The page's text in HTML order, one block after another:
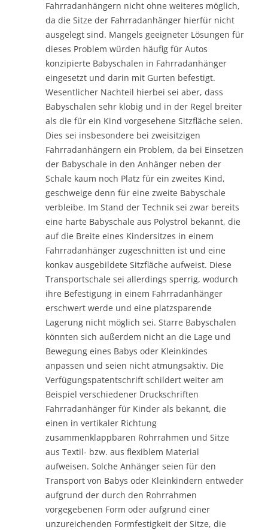
Fahrradanhängern nicht ohne weiteres möglich,
da die Sitze der Fahrradanhänger hierfür nicht
ausgelegt sind. Mangels geeigneter Lösungen für
dieses Problem würden häufig für Autos
konzipierte Babyschalen in Fahrradanhänger
eingesetzt und darin mit Gurten befestigt.
Wesentlicher Nachteil hierbei sei aber, dass
Babyschalen sehr klobig und in der Regel breiter
als die für ein Kind vorgesehene Sitzfläche seien.
Dies sei insbesondere bei zweisitzigen
Fahrradanhängern ein Problem, da bei Einsetzen
der Babyschale in den Anhänger neben der
Schale kaum noch Platz für ein zweites Kind,
geschweige denn für eine zweite Babyschale
verbleibe. Im Stand der Technik sei zwar bereits
eine harte Babyschale aus Polystrol bekannt, die
auf die Breite eines Kindersitzes in einem
Fahrradanhänger zugeschnitten ist und eine
konkav ausgebildete Sitzfläche aufweist. Diese
Transportschale sei allerdings sperrig, wodurch
ihre Befestigung in einem Fahrradanhänger
erschwert werde und eine platzsparende
Lagerung nicht möglich sei. Starre Babyschalen
könnten sich außerdem nicht an die Lage und
Bewegung eines Babys oder Kleinkindes
anpassen und seien nicht atmungsaktiv. Die
Verfügungspatentschrift schildert weiter am
Beispiel verschiedener Druckschriften
Fahrradanhänger für Kinder als bekannt, die
einen in vertikaler Richtung
zusammenklappbaren Rohrrahmen und Sitze
aus Textil- bzw. aus flexiblem Material
aufweisen. Solche Anhänger seien für den
Transport von Babys oder Kleinkindern entweder
aufgrund der durch den Rohrrahmen
vorgegebenen Form oder aufgrund einer
unzureichenden Formfestigkeit der Sitze, die